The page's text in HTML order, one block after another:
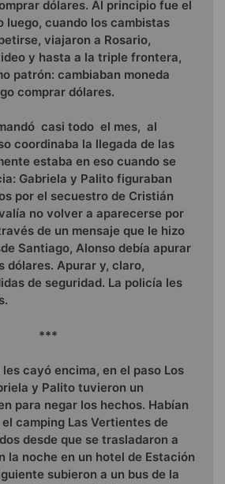
dólares. Al principio fue el
luego, cuando los cambistas
viajaron a Rosario,
y hasta a la triple frontera,
patrón: cambiaban moneda
comprar dólares.
casi todo el mes, al
coordinaba la llegada de las
esta­ba en eso cuando se
Gabriela y Palito figu­raban
por el secuestro de Cristián
no volver a aparecerse por
de un mensaje que le hizo
Santia­go, Alonso debía apurar
dólares. Apurar y, claro,
de seguridad. La policía les
***
cayó encima, en el paso Los
y Palito tuvieron un
para negar los hechos. Habían
camping Las Vertientes de
desde que se trasladaron a
la noche en un hotel de Estación
subieron a un bus de la